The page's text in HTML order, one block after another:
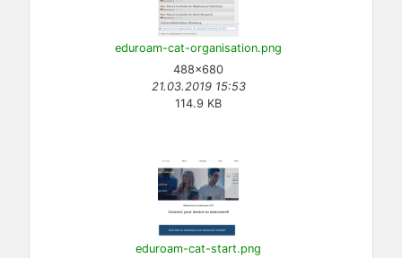
eduroam-cat-organisation.png
488×680
21.03.2019 15:53
114.9 KB
eduroam-cat-start.png